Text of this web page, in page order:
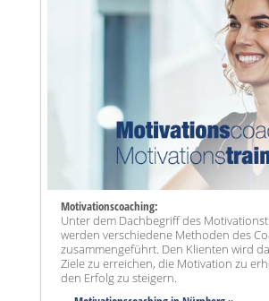
Motivationscoaching:
Unter dem Dachbegriff des
werden verschiedene Methoden des
zusammengeführt. Den Klienten wird
Ziele zu erreichen, die Motivation zu
den Erfolg zu steigern.